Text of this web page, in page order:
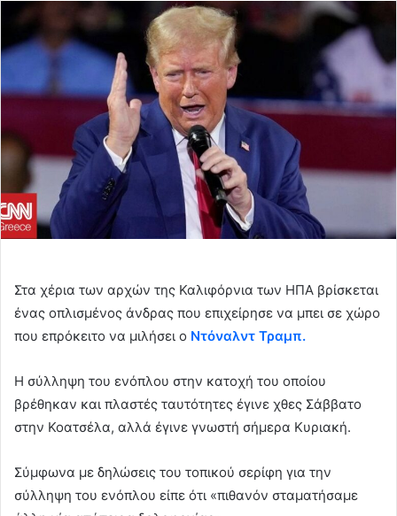
Στα χέρια των αρχών της Καλιφόρνια των ΗΠΑ βρίσκεται
ένας οπλισμένος άνδρας που επιχείρησε να μπει σε χώρο
που επρόκειτο να μιλήσει ο Ντόναλντ Τραμπ.
Η σύλληψη του ενόπλου στην κατοχή του οποίου
βρέθηκαν και πλαστές ταυτότητες έγινε χθες Σάββατο
στην Κοατσέλα, αλλά έγινε γνωστή σήμερα Κυριακή.
Σύμφωνα με δηλώσεις του τοπικού σερίφη για την
σύλληψη του ενόπλου είπε ότι «πιθανόν σταματήσαμε